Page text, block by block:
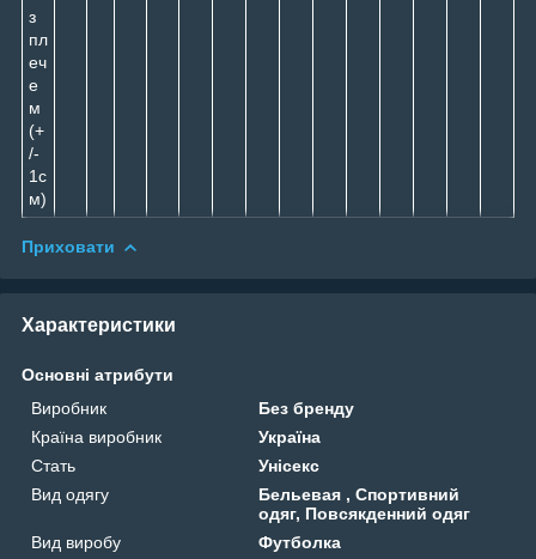
з
пл
еч
е
м
(+
/-
1с
м)
Приховати
Характеристики
Основні атрибути
Виробник
Без бренду
Країна виробник
Україна
Стать
Унісекс
Вид одягу
Бельевая , Спортивний
одяг, Повсякденний одяг
Вид виробу
Футболка